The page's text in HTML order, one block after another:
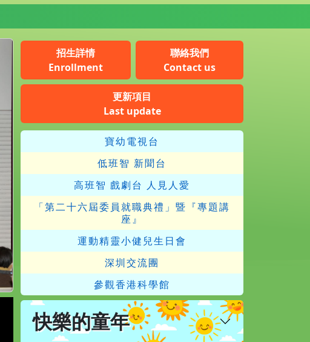
招生詳情
Enrollment
聯絡我們
Contact us
更新項目
Last update
寶幼電視台
低班智 新聞台
高班智 戲劇台 人見人愛
「第二十六屆委員就職典禮」暨『專題講
座』
運動精靈小健兒生日會
深圳交流團
參觀香港科學館
快樂的童年